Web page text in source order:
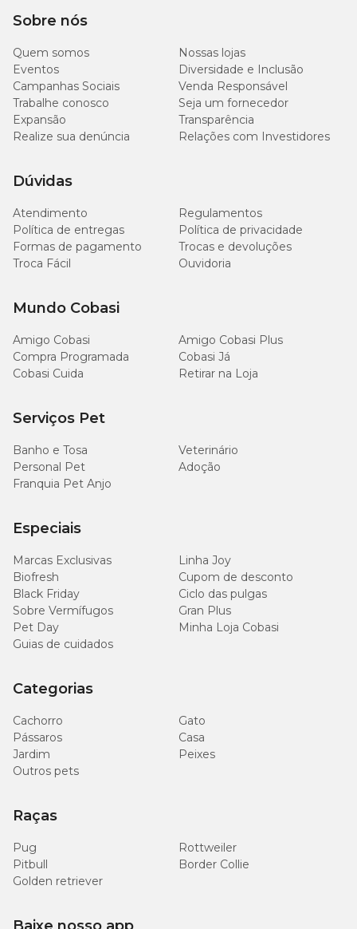
uso de luvas devido à seiva tóxica. Remova folhas velhas e nunca
Propagação
A multiplicação por sementes é difícil fora de seu habitat. O mais
comum é o cultivo por estacas. A planta pode passar por um
período de adaptação ao ser trocada de local.
Sobre nós
Quem somos
Nossas lojas
Eventos
Diversidade e Inclusão
Campanhas Sociais
Venda Responsável
Trabalhe conosco
Seja um fornecedor
Expansão
Transparência
Realize sua denúncia
Relações com Investidores
Dúvidas
Atendimento
Regulamentos
Política de entregas
Política de privacidade
Formas de pagamento
Trocas e devoluções
Troca Fácil
Ouvidoria
Mundo Cobasi
Amigo Cobasi
Amigo Cobasi Plus
Compra Programada
Cobasi Já
Cobasi Cuida
Retirar na Loja
Serviços Pet
Banho e Tosa
Veterinário
Personal Pet
Adoção
Franquia Pet Anjo
Especiais
Marcas Exclusivas
Linha Joy
Biofresh
Cupom de desconto
Black Friday
Ciclo das pulgas
Sobre Vermífugos
Gran Plus
Pet Day
Minha Loja Cobasi
Guias de cuidados
Categorias
Cachorro
Gato
Pássaros
Casa
Jardim
Peixes
Outros pets
Raças
Pug
Rottweiler
Pitbull
Border Collie
Golden retriever